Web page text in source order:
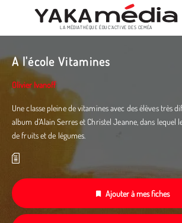
au
contenu
principal
LA MÉDIATHÈQUE ÉDUC’ACTIVE DES CEMÉA
A l'école Vitamines
Olivier Ivanoff
Une classe pleine de vitamines avec des élèves très
album d’Alain Serres et Christel Jeanne, dans lequel
de fruits et de légumes.
Ajouter à mes fiches